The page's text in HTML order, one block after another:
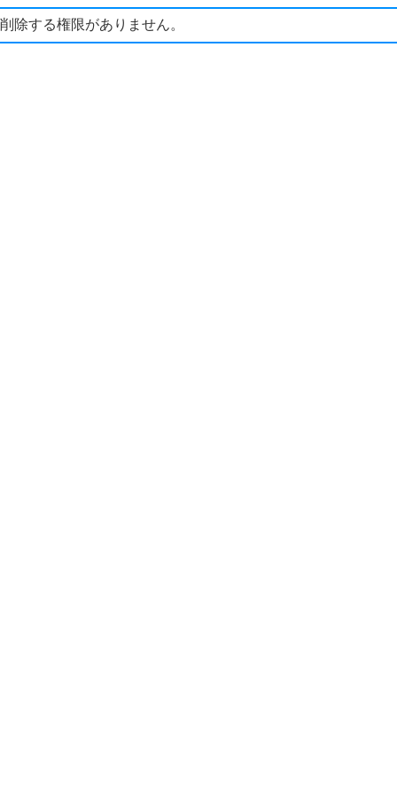
削除する権限がありません。